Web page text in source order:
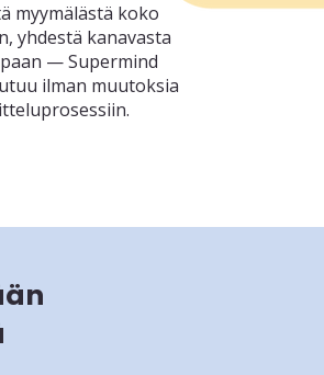
myymälästä koko
yhdestä kanavasta
— Supermind
ilman muutoksia